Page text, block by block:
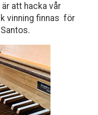
att hacka vår
vinning finnas för